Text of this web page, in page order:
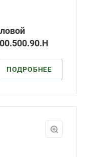
ПОДРОБНЕЕ